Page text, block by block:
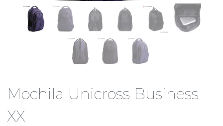
Mochila Unicross Business
XX